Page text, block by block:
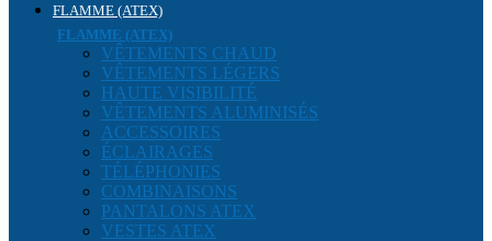
FLAMME (ATEX)
FLAMME (ATEX)
VÊTEMENTS CHAUD
VÊTEMENTS LÉGERS
HAUTE VISIBILITÉ
VÊTEMENTS ALUMINISÉS
ACCESSOIRES
ÉCLAIRAGES
TÉLÉPHONIES
COMBINAISONS
PANTALONS ATEX
VESTES ATEX